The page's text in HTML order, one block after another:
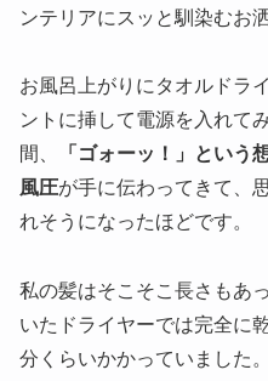
ンテリアにスッと馴染むお
お風呂上がりにタオルドラ
ントに挿して電源を入れて
間、
「ゴォーッ！」という
風圧が手に伝わってきて、
れそうになったほどです。
私の髪はそこそこ長さもあ
いたドライヤーでは完全に
分くらいかかっていました